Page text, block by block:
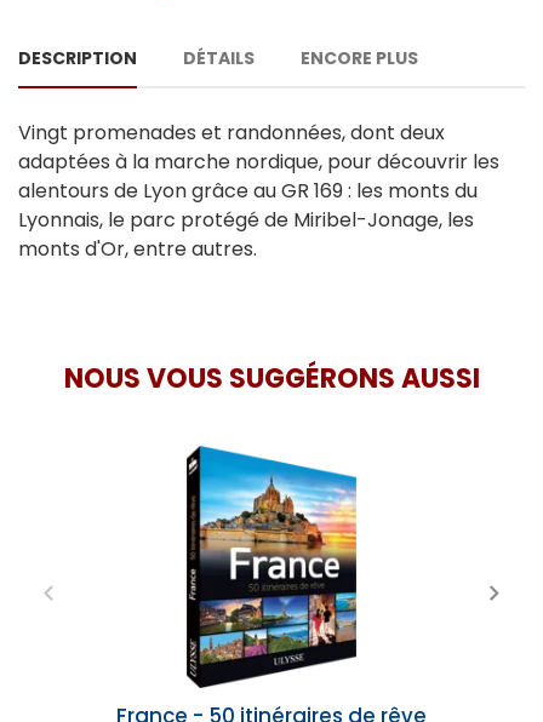
DESCRIPTION DÉTAILS ENCORE PLUS
Vingt promenades et randonnées, dont deux
adaptées à la marche nordique, pour découvrir les
alentours de Lyon grâce au GR 169 : les monts du
Lyonnais, le parc protégé de Miribel-Jonage, les
monts d'Or, entre autres.
NOUS VOUS SUGGÉRONS AUSSI
France - 50 itinéraires de rêve